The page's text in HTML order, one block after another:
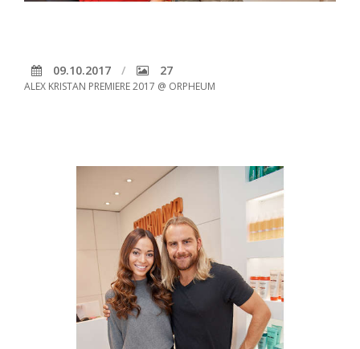
09.10.2017 27
ALEX KRISTAN PREMIERE 2017 @ ORPHEUM